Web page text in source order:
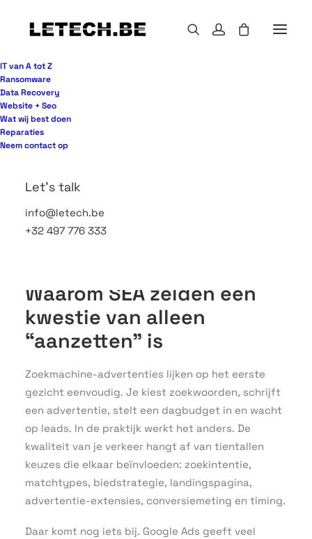
IT van A tot Z
Ransomware
Data Recovery
Website + Seo
Wat wij best doen
Reparaties
Neem contact op
Let's talk
info@letech.be
+32 497 776 333
Wie ooit zelf in Google Ads is gedoken, weet hoe
snel het mis kan gaan. Een campagne staat live, de
eerste klikken komen binnen, maar aanvragen
door. Daarom kiezen steeds meer bedrijven ervoor
marketingluxe te zien, maar als een praktische
manier om grip te krijgen op kosten, resultaat en
Waarom SEA zelden een
kwestie van alleen
“aanzetten” is
Zoekmachine-advertenties lijken op het eerste
gezicht eenvoudig. Je kiest zoekwoorden, schrijft
een advertentie, stelt een dagbudget in en wacht
op leads. In de praktijk werkt het anders. De
kwaliteit van je verkeer hangt af van tientallen
keuzes die elkaar beïnvloeden: zoekintentie,
matchtypes, biedstrategie, landingspagina,
advertentie-extensies, conversiemeting en timing.
Daar komt nog iets bij. Google Ads geeft veel